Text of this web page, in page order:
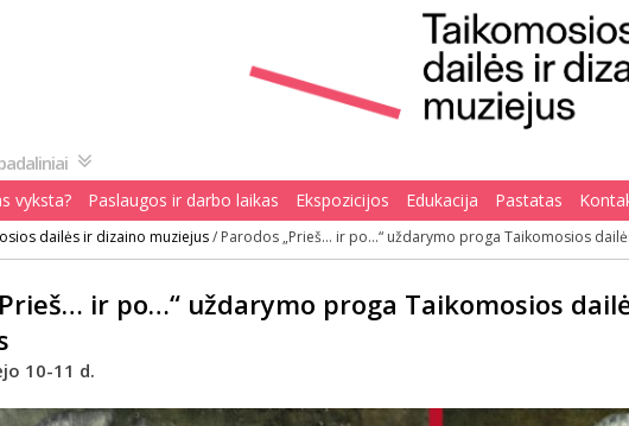
vyksta? Paslaugos ir darbo laikas Ekspozicijos Edukacija Pastatas
dailės ir dizaino muziejus/ Parodos „Prieš… ir po…“ uždarymo proga Taikomosios
ir po…“ uždarymo proga Taikomosios
10-11 d.